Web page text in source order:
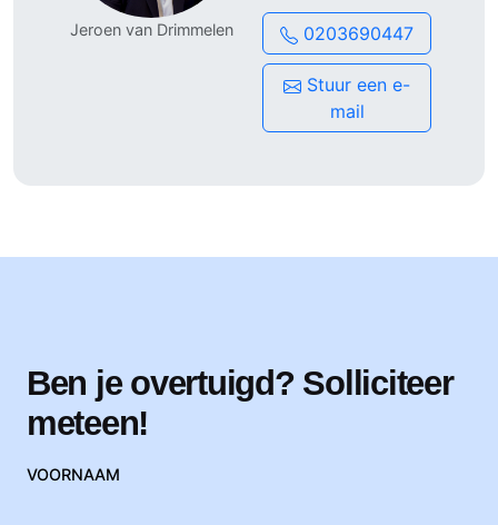
Jeroen van Drimmelen 0203690447
Stuur een e-
mail
Ben je overtuigd? Solliciteer
meteen!
VOORNAAM